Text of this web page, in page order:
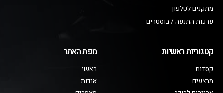
מתקנים לטלפון
ערכות התנעה / בוסטרים
קטגוריות ראשיות
קסדות
מבצעים
מפת האתר
ראשי
אודות